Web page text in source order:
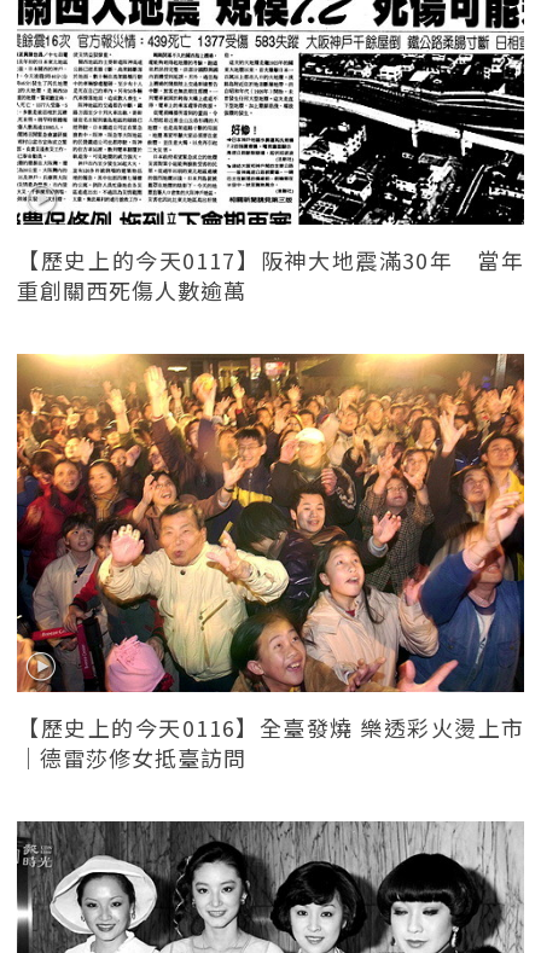
【歷史上的今天0117】阪神大地震滿30年 當年
重創關西死傷人數逾萬
【歷史上的今天0116】全臺發燒 樂透彩火燙上市
｜德雷莎修女抵臺訪問